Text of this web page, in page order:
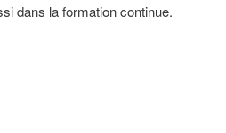
dans la formation continue.